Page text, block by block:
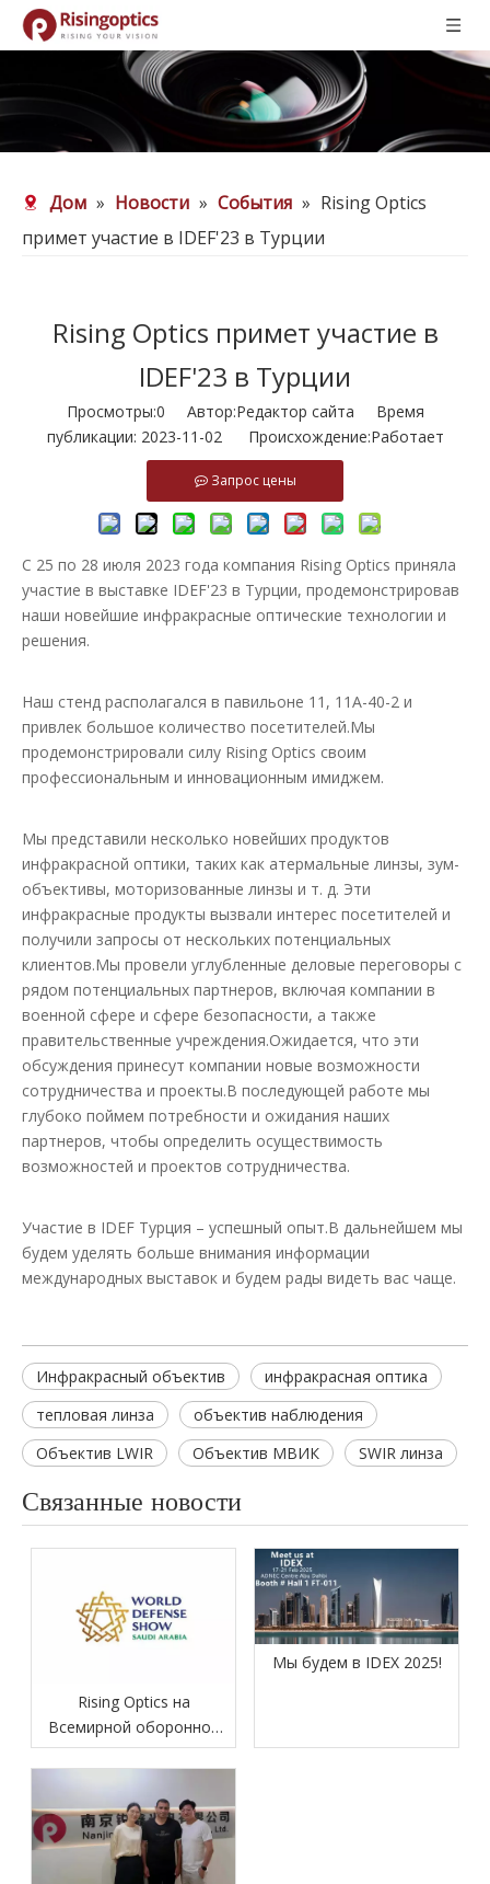
Дом » Новости » События » Rising Optics
примет участие в IDEF'23 в Турции
Rising Optics примет участие в
IDEF'23 в Турции
Просмотры:0 Автор:Pедактор сайта Время
публикации: 2023-11-02 Происхождение:Работает
Запрос цены
С 25 по 28 июля 2023 года компания Rising Optics приняла
участие в выставке IDEF'23 в Турции, продемонстрировав
наши новейшие инфракрасные оптические технологии и
решения.
Наш стенд располагался в павильоне 11, 11А-40-2 и
привлек большое количество посетителей.Мы
продемонстрировали силу Rising Optics своим
профессиональным и инновационным имиджем.
Мы представили несколько новейших продуктов
инфракрасной оптики, таких как атермальные линзы, зум-
объективы, моторизованные линзы и т. д. Эти
инфракрасные продукты вызвали интерес посетителей и
получили запросы от нескольких потенциальных
клиентов.Мы провели углубленные деловые переговоры с
рядом потенциальных партнеров, включая компании в
военной сфере и сфере безопасности, а также
правительственные учреждения.Ожидается, что эти
обсуждения принесут компании новые возможности
сотрудничества и проекты.В последующей работе мы
глубоко поймем потребности и ожидания наших
партнеров, чтобы определить осуществимость
возможностей и проектов сотрудничества.
Участие в IDEF Турция – успешный опыт.В дальнейшем мы
будем уделять больше внимания информации
международных выставок и будем рады видеть вас чаще.
Инфракрасный объектив
инфракрасная оптика
тепловая линза
объектив наблюдения
Объектив LWIR
Объектив МВИК SWIR линза
Связанные новости
Rising Optics на
Всемирной оборонной
выставке 2026
Мы будем в IDEX 2025!